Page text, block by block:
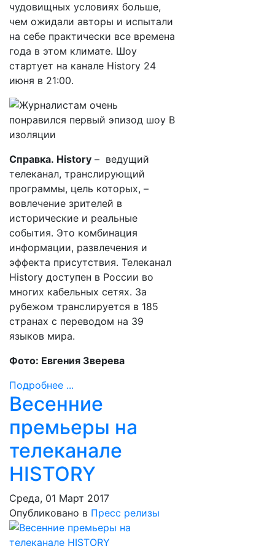
чудовищных условиях больше,
чем ожидали авторы и испытали
на себе практически все времена
года в этом климате. Шоу
стартует на канале History 24
июня в 21:00.
Справка. History – ведущий
телеканал, транслирующий
программы, цель которых, –
вовлечение зрителей в
исторические и реальные
события. Это комбинация
информации, развлечения и
эффекта присутствия. Телеканал
History доступен в России во
многих кабельных сетях. За
рубежом транслируется в 185
странах с переводом на 39
языков мира.
Фото: Евгения Зверева
Подробнее ...
Весенние
премьеры на
телеканале
HISTORY
Среда, 01 Март 2017
Опубликовано в Пресс релизы